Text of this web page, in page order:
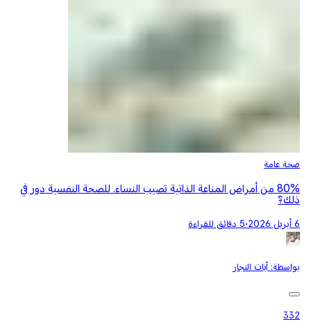
صحة عامة
80% من أمراض المناعة الذاتية تصيب النساء. للصحة النفسية دور في
ذلك؟
6 أبريل 2026 •5 دقائق للقراءة
بواسطة: آيات النجار
332